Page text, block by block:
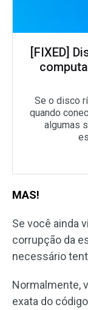
[FIXED]
Se o disco
quando
algumas
MAS!
Se você ainda
corrupção da
necessário
Normalmente,
exata do